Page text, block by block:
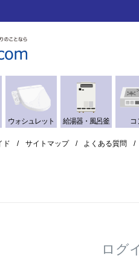
ウォシュレット 給湯器・風呂釜 コ
ド サイトマップ よくある質問
ログ